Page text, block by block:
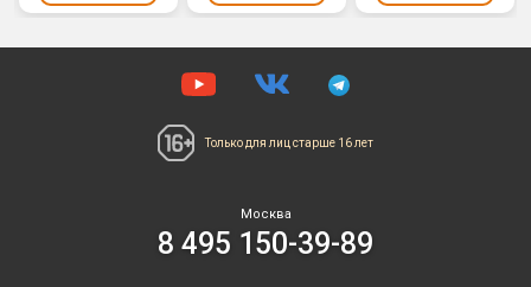
Только для лицстарше 16 лет
Москва
8 495 150-39-89